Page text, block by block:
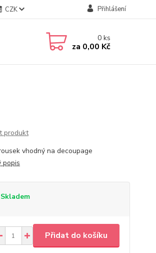
CZK Přihlášení
0ks
za 0,00 Kč
produkt
vhodný na decoupage
popis
Skladem
Přidat do košíku